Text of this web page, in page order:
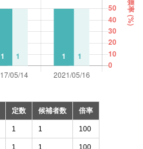
定数 候補者数 倍率
1 1 100